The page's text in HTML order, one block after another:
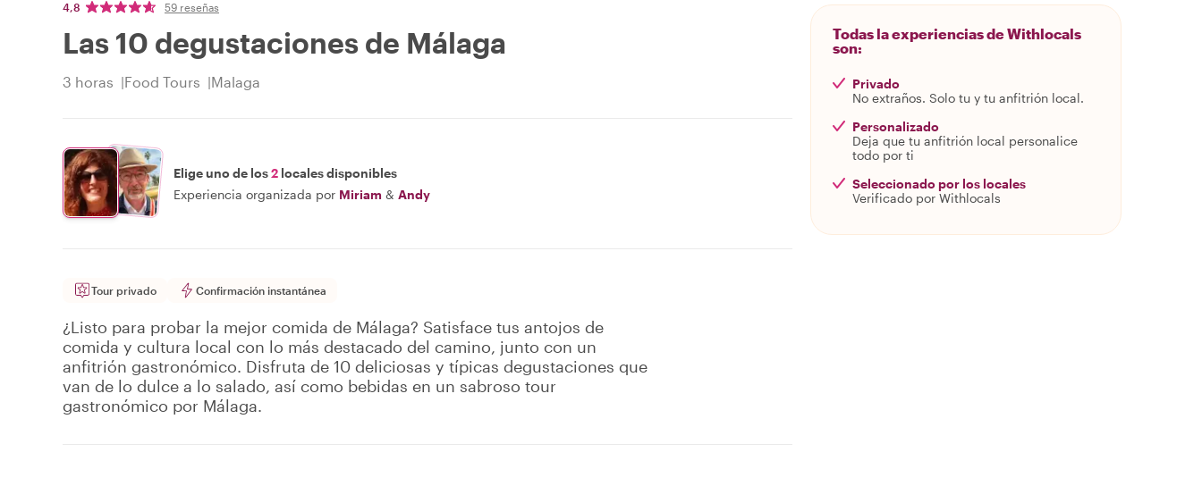
4,8 59 reseñas
Las 10 degustaciones de Málaga
3 horas Food Tours Malaga
Elige uno de los2 locales disponibles
Experiencia organizada por Miriam & Andy
Tour privado Confirmación instantánea
¿Listo para probar la mejor comida de Málaga? Satisface tus antojos de
comida y cultura local con lo más destacado del camino, junto con un
anfitrión gastronómico. Disfruta de 10 deliciosas y típicas degustaciones que
van de lo dulce a lo salado, así como bebidas en un sabroso tour
gastronómico por Málaga.
Todas la experiencias de Withlocals
son:
Privado
No extraños. Solo tu y tu anfitrión local.
Personalizado
Deja que tu anfitrión local personalice
todo por ti
Seleccionado por los locales
Verificado por Withlocals